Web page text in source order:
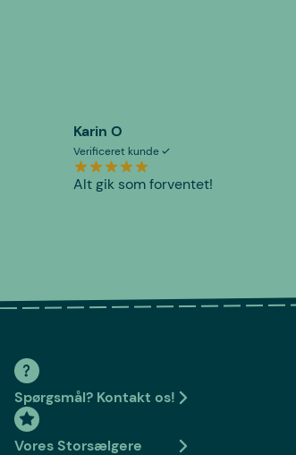
Karin O
Verificeret kunde
Alt gik som forventet!
Spørgsmål? Kontakt os!
Vores Storsælgere